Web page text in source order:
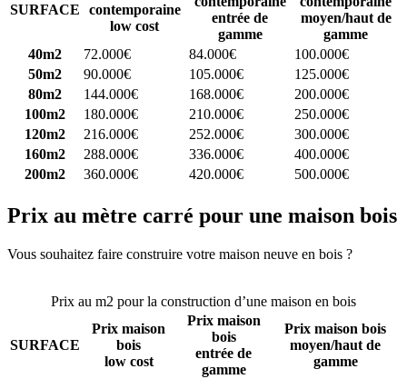
SURFACE
contemporaine
low cost
entrée de
gamme
moyen/haut de
gamme
40m2
72.000€ 84.000€
100.000€
50m2
90.000€ 105.000€
125.000€
80m2
144.000€ 168.000€
200.000€
100m2
180.000€ 210.000€
250.000€
120m2
216.000€ 252.000€
300.000€
160m2
288.000€ 336.000€
400.000€
200m2
360.000€ 420.000€ 500.000€
Prix au mètre carré pour une maison bois
Vous souhaitez faire construire votre maison neuve en bois ?
Prix au m2 pour la construction d’une maison en bois
SURFACE
Prix maison
bois
low cost
Prix maison
bois
entrée de
gamme
Prix maison bois
moyen/haut de
gamme